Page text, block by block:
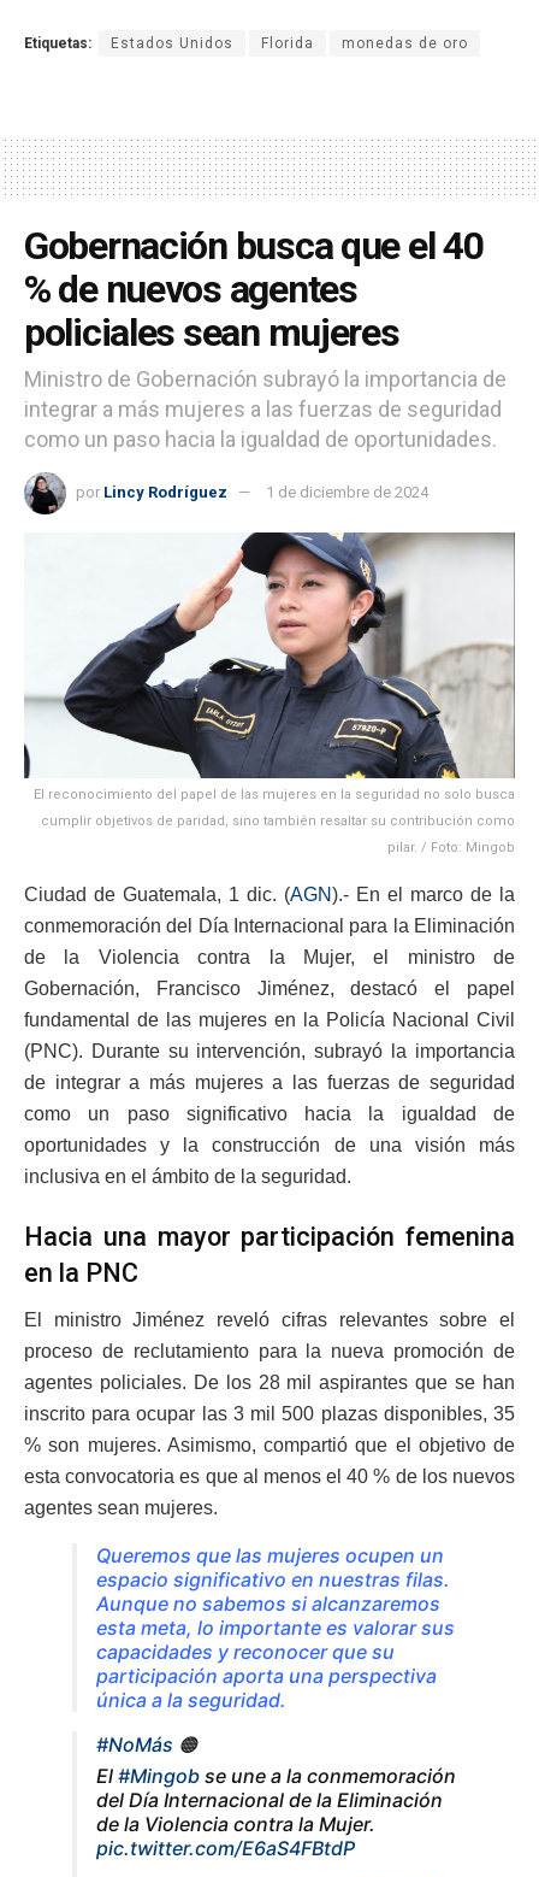
Etiquetas: Estados Unidos Florida monedas de oro
Gobernación busca que el 40
% de nuevos agentes
policiales sean mujeres
Ministro de Gobernación subrayó la importancia de
integrar a más mujeres a las fuerzas de seguridad
como un paso hacia la igualdad de oportunidades.
por Lincy Rodríguez 1 de diciembre de 2024
El reconocimiento del papel de las mujeres en la seguridad no solo busca
cumplir objetivos de paridad, sino también resaltar su contribución como
pilar. / Foto: Mingob
Ciudad de Guatemala, 1 dic. (AGN).- En el marco de la
conmemoración del Día Internacional para la Eliminación
de la Violencia contra la Mujer, el ministro de
Gobernación, Francisco Jiménez, destacó el papel
fundamental de las mujeres en la Policía Nacional Civil
(PNC). Durante su intervención, subrayó la importancia
de integrar a más mujeres a las fuerzas de seguridad
como un paso significativo hacia la igualdad de
oportunidades y la construcción de una visión más
inclusiva en el ámbito de la seguridad.
Hacia una mayor participación femenina
en la PNC
El ministro Jiménez reveló cifras relevantes sobre el
proceso de reclutamiento para la nueva promoción de
agentes policiales. De los 28 mil aspirantes que se han
inscrito para ocupar las 3 mil 500 plazas disponibles, 35
% son mujeres. Asimismo, compartió que el objetivo de
esta convocatoria es que al menos el 40 % de los nuevos
agentes sean mujeres.
Queremos que las mujeres ocupen un
espacio significativo en nuestras filas.
Aunque no sabemos si alcanzaremos
esta meta, lo importante es valorar sus
capacidades y reconocer que su
participación aporta una perspectiva
única a la seguridad.
#NoMás 🟠
El #Mingob se une a la conmemoración
del Día Internacional de la Eliminación
de la Violencia contra la Mujer.
pic.twitter.com/E6aS4FBtdP